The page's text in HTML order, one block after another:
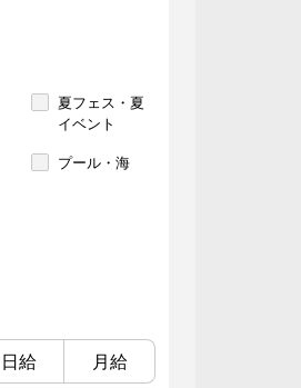
夏フェス・夏
イベント
プール・海
日給 月給